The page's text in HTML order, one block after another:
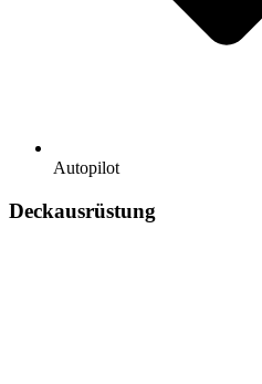
Autopilot
Deckausrüstung